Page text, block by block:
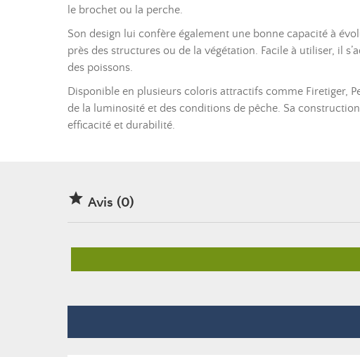
le brochet ou la perche.
Son design lui confère également une bonne capacité à
près des structures ou de la végétation. Facile à utiliser, il
des poissons.
Disponible en plusieurs coloris attractifs comme Firetiger,
de la luminosité et des conditions de pêche. Sa
efficacité et durabilité.
 Avis (0)